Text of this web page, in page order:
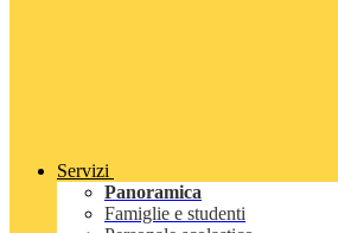
Servizi
Panoramica
Famiglie e studenti